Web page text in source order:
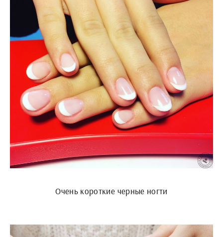
Очень короткие черные ногти